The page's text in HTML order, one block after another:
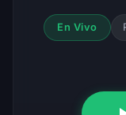
En Vivo